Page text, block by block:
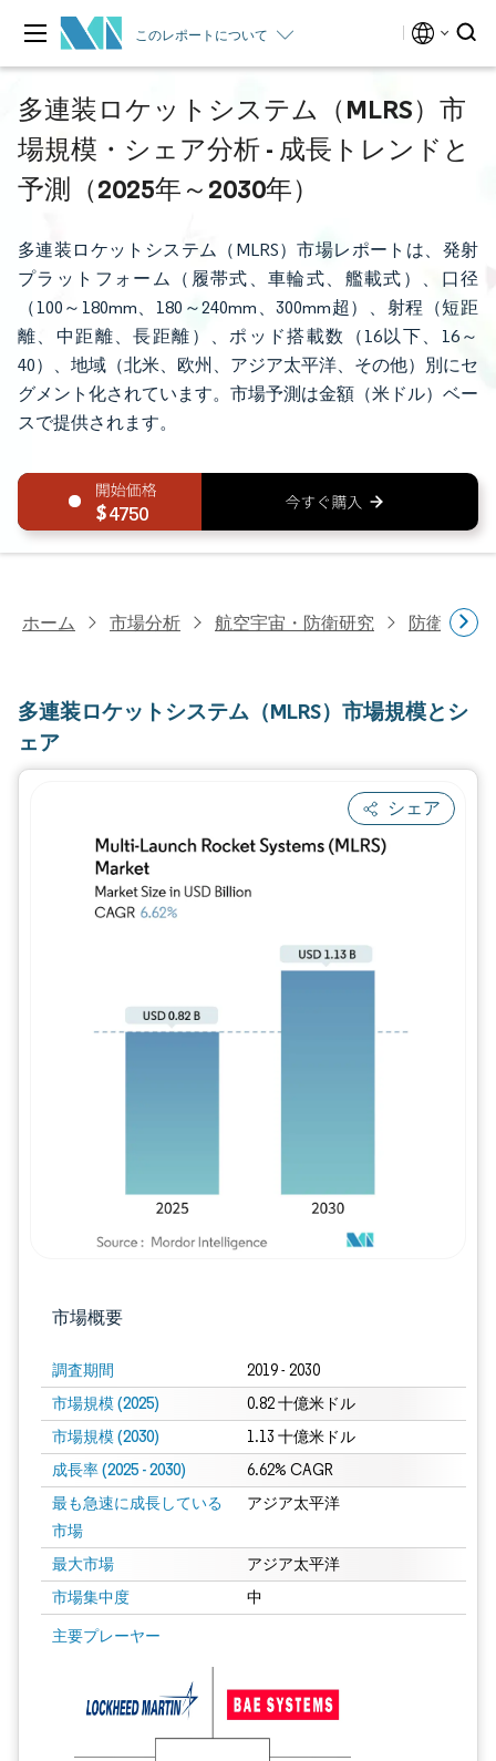
このレポートについて
多連装ロケットシステム（MLRS）市
場規模・シェア分析 - 成長トレンドと
予測（2025年～2030年）
多連装ロケットシステム（MLRS）市場レポートは、発射
プラットフォーム（履帯式、車輪式、艦載式）、口径
（100～180mm、180～240mm、300mm超）、射程（短距
離、中距離、長距離）、ポッド搭載数（16以下、16～
40）、地域（北米、欧州、アジア太平洋、その他）別にセ
グメント化されています。市場予測は金額（米ドル）ベー
スで提供されます。
4750
ホーム 市場分析 航空宇宙・防衛研究 防衛研究
多連装ロケットシステム（MLRS）市場規模とシ
ェア
シェア
市場概要
調査期間 2019 - 2030
市場規模 (2025) 0.82 十億米ドル
市場規模 (2030) 1.13 十億米ドル
成長率 (2025 - 2030) 6.62% CAGR
最も急速に成長している
市場
アジア太平洋
最大市場 アジア太平洋
市場集中度 中
主要プレーヤー
画像 © Mordor Intelligence。再利用にはCC BY 4.0の表示が必要です。